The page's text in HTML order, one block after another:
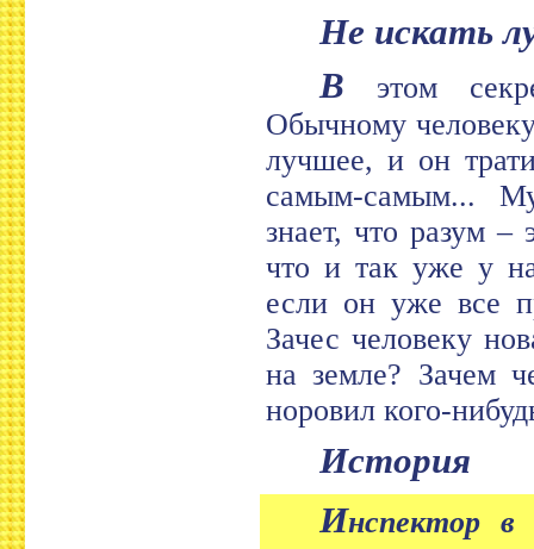
Не искать
В этом
Обычному
лучшее, и он
самым-самым...
знает, что разум –
что и так уже у
если он уже все
Зачес человеку
на земле? Зачем
норовил кого-
История
Инспектор в